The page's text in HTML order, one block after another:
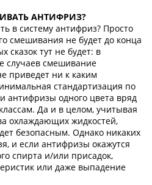
АНТИФРИЗ?
в систему антифриз? Просто
смешивания не будет до конца
сказок тут не будет: в
случаев смешивание
приведет ни к каким
стандартизация по
антифризы одного цвета вряд
Да и в целом, учитывая
охлаждающих жидкостей,
безопасным. Однако никаких
и если антифризы окажутся
спирта и/или присадок,
или даже выпадение